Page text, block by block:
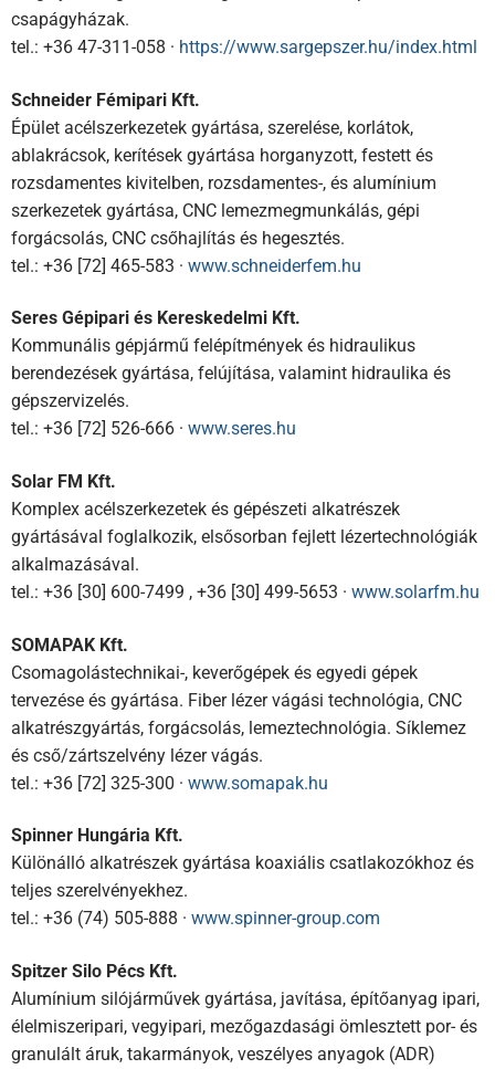
csapágyházak.
tel.: +36 47-311-058 · https://www.sargepszer.hu/index.html
Schneider Fémipari Kft.
Épület acélszerkezetek gyártása, szerelése, korlátok,
ablakrácsok, kerítések gyártása horganyzott, festett és
rozsdamentes kivitelben, rozsdamentes-, és alumínium
szerkezetek gyártása, CNC lemezmegmunkálás, gépi
forgácsolás, CNC csőhajlítás és hegesztés.
tel.: +36 [72] 465-583 · www.schneiderfem.hu
Seres Gépipari és Kereskedelmi Kft.
Kommunális gépjármű felépítmények és hidraulikus
berendezések gyártása, felújítása, valamint hidraulika és
gépszervizelés.
tel.: +36 [72] 526-666 · www.seres.hu
Solar FM Kft.
Komplex acélszerkezetek és gépészeti alkatrészek
gyártásával foglalkozik, elsősorban fejlett lézertechnológiák
alkalmazásával.
tel.: +36 [30] 600-7499 , +36 [30] 499-5653 · www.solarfm.hu
SOMAPAK Kft.
Csomagolástechnikai-, keverőgépek és egyedi gépek
tervezése és gyártása. Fiber lézer vágási technológia, CNC
alkatrészgyártás, forgácsolás, lemeztechnológia. Síklemez
és cső/zártszelvény lézer vágás.
tel.: +36 [72] 325-300 · www.somapak.hu
Spinner Hungária Kft.
Különálló alkatrészek gyártása koaxiális csatlakozókhoz és
teljes szerelvényekhez.
tel.: +36 (74) 505-888 · www.spinner-group.com
Spitzer Silo Pécs Kft.
Alumínium silójárművek gyártása, javítása, építőanyag ipari,
élelmiszeripari, vegyipari, mezőgazdasági ömlesztett por- és
granulált áruk, takarmányok, veszélyes anyagok (ADR)